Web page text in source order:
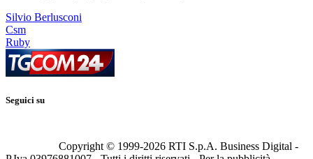
Silvio Berlusconi
Csm
Ruby
Seguici su
Copyright © 1999-2026 RTI S.p.A. Business Digital -